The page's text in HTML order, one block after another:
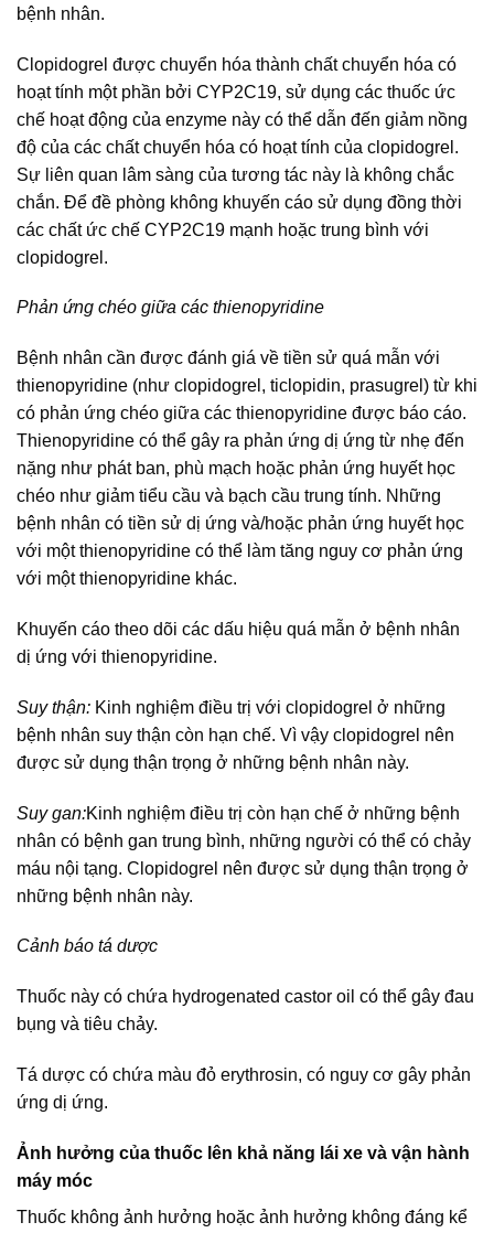
bệnh nhân.
Clopidogrel được chuyển hóa thành chất chuyển hóa có
hoạt tính một phần bởi CYP2C19, sử dụng các thuốc ức
chế hoạt động của enzyme này có thể dẫn đến giảm nồng
độ của các chất chuyển hóa có hoạt tính của clopidogrel.
Sự liên quan lâm sàng của tương tác này là không chắc
chắn. Để đề phòng không khuyến cáo sử dụng đồng thời
các chất ức chế CYP2C19 mạnh hoặc trung bình với
clopidogrel.
Phản ứng chéo giữa các thienopyridine
Bệnh nhân cần được đánh giá về tiền sử quá mẫn với
thienopyridine (như clopidogrel, ticlopidin, prasugrel) từ khi
có phản ứng chéo giữa các thienopyridine được báo cáo.
Thienopyridine có thể gây ra phản ứng dị ứng từ nhẹ đến
nặng như phát ban, phù mạch hoặc phản ứng huyết học
chéo như giảm tiểu cầu và bạch cầu trung tính. Những
bệnh nhân có tiền sử dị ứng và/hoặc phản ứng huyết học
với một thienopyridine có thể làm tăng nguy cơ phản ứng
với một thienopyridine khác.
Khuyến cáo theo dõi các dấu hiệu quá mẫn ở bệnh nhân
dị ứng với thienopyridine.
Suy thận: Kinh nghiệm điều trị với clopidogrel ở những
bệnh nhân suy thận còn hạn chế. Vì vậy clopidogrel nên
được sử dụng thận trọng ở những bệnh nhân này.
Suy gan:Kinh nghiệm điều trị còn hạn chế ở những bệnh
nhân có bệnh gan trung bình, những người có thể có chảy
máu nội tạng. Clopidogrel nên được sử dụng thận trọng ở
những bệnh nhân này.
Cảnh báo tá dược
Thuốc này có chứa hydrogenated castor oil có thể gây đau
bụng và tiêu chảy.
Tá dược có chứa màu đỏ erythrosin, có nguy cơ gây phản
ứng dị ứng.
Ảnh hưởng của thuốc lên khả năng lái xe và vận hành
máy móc
Thuốc không ảnh hưởng hoặc ảnh hưởng không đáng kể